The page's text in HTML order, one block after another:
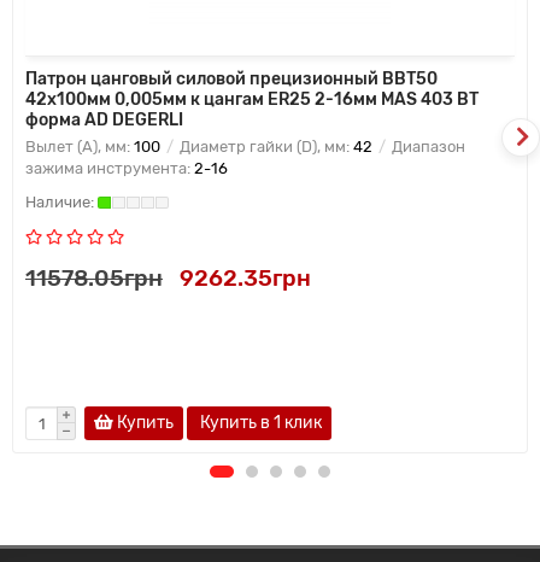
Патрон цанговый силовой прецизионный BBT50
42x100мм 0,005мм к цангам ER25 2-16мм MAS 403 BT
форма AD DEGERLI
Вылет (A), мм: 100 Диаметр гайки (D), мм: 42
Диапазон
зажима инструмента: 2-16
11578.05грн 9262.35грн
Купить Купить в 1 клик